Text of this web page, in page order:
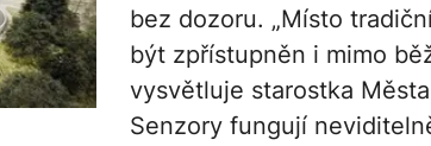
bez dozoru. „Místo
být zpřístupněn i mimo
vysvětluje starostka
Senzory fungují